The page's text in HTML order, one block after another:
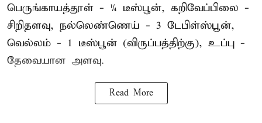
பெருங்காயத்தூள் - ¼ டீஸ்பூன், கறிவேப்பிலை -
சிறிதளவு, நல்லெண்ணெய் - 3 டேபிள்ஸ்பூன்,
வெல்லம் - 1 டீஸ்பூன் (விருப்பத்திற்கு), உப்பு -
தேவையான அளவு.
Read More